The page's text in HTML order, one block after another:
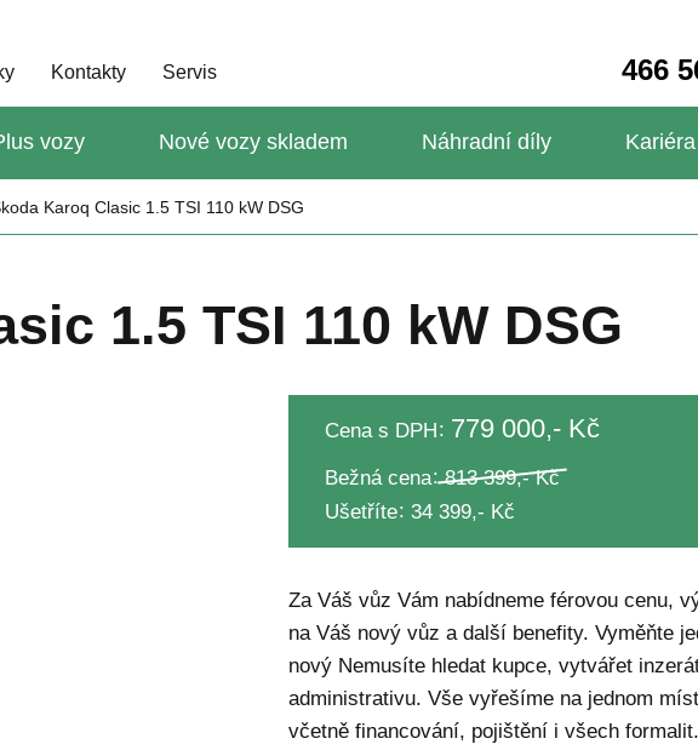
466
Kontakty Servis
vozy Nové vozy skladem Náhradní díly Kariéra
Karoq Clasic 1.5 TSI 110 kW DSG
1.5 TSI 110 kW DSG
Cena s DPH 779 000,- Kč
Bežná cena 813 399,- Kč
Ušetříte 34 399,- Kč
Za Váš vůz Vám nabídneme férovou cenu,
na Váš nový vůz a další benefity. Vyměňte
nový Nemusíte hledat kupce, vytvářet
administrativu. Vše vyřešíme na jednom
včetně financování, pojištění i všech